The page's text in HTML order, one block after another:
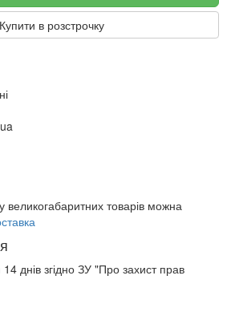
Купити в розстрочку
великогабаритних товарів можна
14 днів згідно ЗУ "Про захист прав